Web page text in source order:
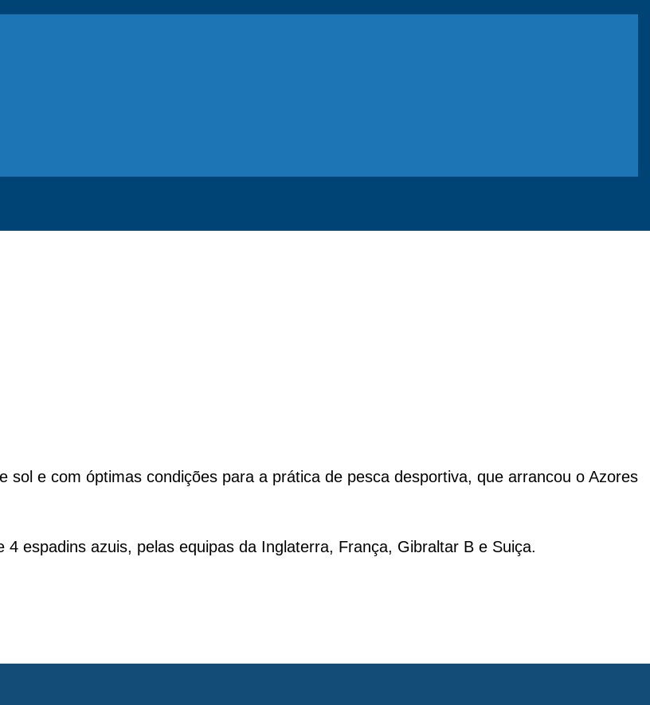
e com óptimas condições para a prática de pesca desportiva, que arrancou o Azores
espadins azuis, pelas equipas da Inglaterra, França, Gibraltar B e Suiça.